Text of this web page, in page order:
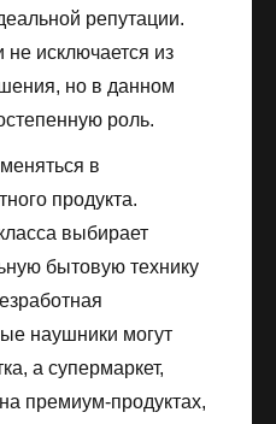
репутации.
не исключается из
но в данном
роль.
в
продукта.
выбирает
бытовую технику
наушники могут
а супермаркет,
премиум-продуктах,